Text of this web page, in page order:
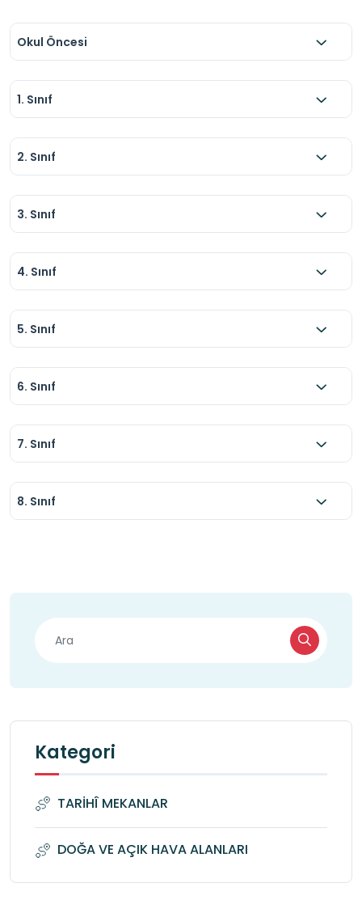
Okul Öncesi
1. Sınıf
2. Sınıf
3. Sınıf
4. Sınıf
5. Sınıf
6. Sınıf
7. Sınıf
8. Sınıf
Kategori
TARİHÎ MEKANLAR
DOĞA VE AÇIK HAVA ALANLARI